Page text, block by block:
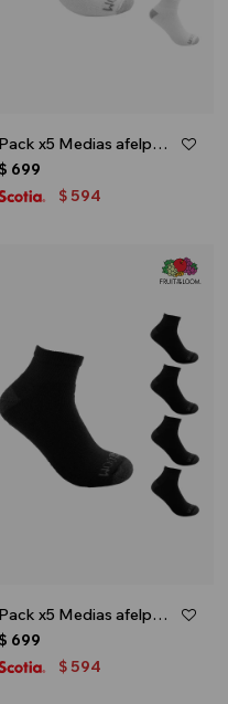
Pack x5 Medias afelpadas caña corta para caballero - Blanco
$ 699
$ 594
Pack x5 Medias afelpadas caña corta para caballero - Negro
$ 699
$ 594